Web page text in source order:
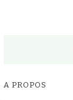
A PROPOS